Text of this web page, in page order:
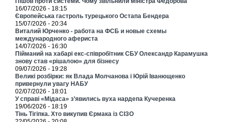
16/07/2026 - 18:15
Європейська гастроль турецького Остапа Бендера
15/07/2026 - 20:34
Виталий Юрченко - работа на ФСБ и новые схемы
международного афериста
14/07/2026 - 16:30
Пійманий на хабарі екс-співробітник СБУ Олександр Карамушка
знову став «рішалою» для бізнесу
09/07/2026 - 19:28
Великі розбірки: як Влада Молчанова і Юрій Іванющенко
привернули увагу НАБУ
02/07/2026 - 18:01
У справі «Мідаса» з’явились вуха нардепа Кучеренка
19/06/2026 - 18:19
Тінь Тігіпка. Хто викупив Єрмака із СІЗО